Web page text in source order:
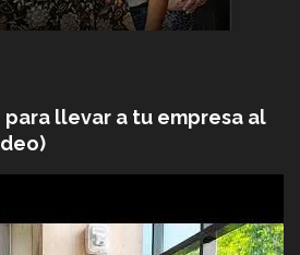
llevar a tu empresa al